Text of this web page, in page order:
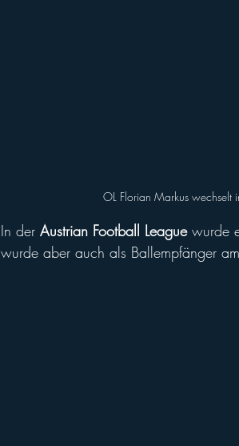
OL Florian Markus wechselt
In der Austrian Football League wurde
wurde aber auch als Ballempfänger